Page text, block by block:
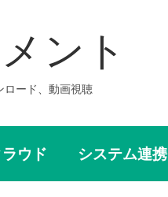
ント
ロード、動画視聴
ウド システム連携